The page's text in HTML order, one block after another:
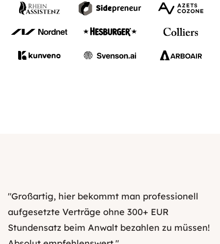
"Großartig, hier bekommt man professionell
aufgesetzte Verträge ohne 300+ EUR
Stundensatz beim Anwalt bezahlen zu müssen!